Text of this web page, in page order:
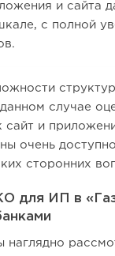
и сайта
с полной
случае
сайт и
очень
сторонних
для ИП в
наглядно